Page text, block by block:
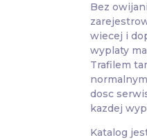
Bez
wiecej i
wyplaty
Trafilem
dosc
kazdej
Katalog